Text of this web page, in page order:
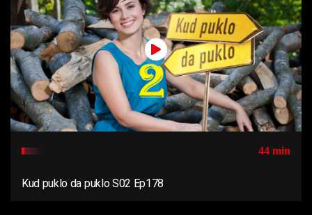
44 min
Kud puklo da puklo S02 Ep178